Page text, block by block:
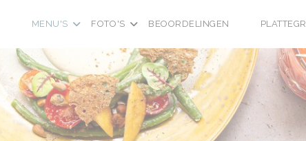
MENU'S FOTO'S BEOORDELINGEN ((OPENT IN
((OPENT IN